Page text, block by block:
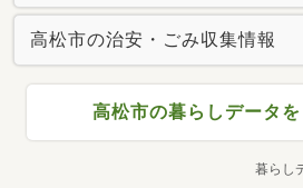
高松市の治安・ごみ収集情報
高松市の暮らしデータ
暮らし